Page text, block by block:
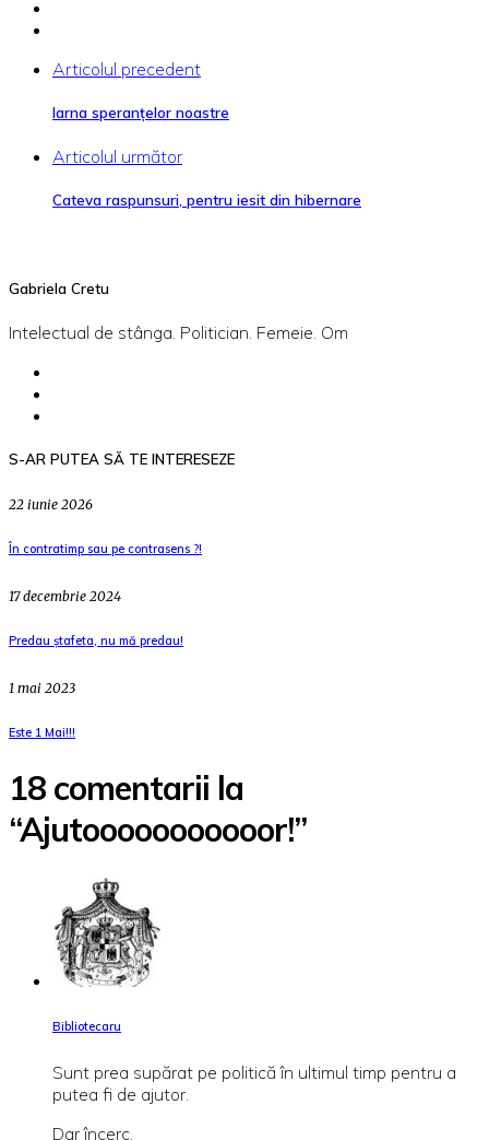
Articolul precedent
Iarna speranţelor noastre
Articolul următor
Cateva raspunsuri, pentru iesit din hibernare
Gabriela Cretu
Intelectual de stânga. Politician. Femeie. Om
S-AR PUTEA SĂ TE INTERESEZE
22 iunie 2026
În contratimp sau pe contrasens ?!
17 decembrie 2024
Predau ștafeta, nu mă predau!
1 mai 2023
Este 1 Mai!!!
18 comentarii la
“Ajutooooooooooor!”
Bibliotecaru
Sunt prea supărat pe politică în ultimul timp pentru a
putea fi de ajutor.
Dar încerc.